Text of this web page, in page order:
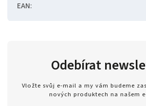
EAN:
Odebírat
Vložte svůj e-mail a my vám budeme
nových produktech na našem